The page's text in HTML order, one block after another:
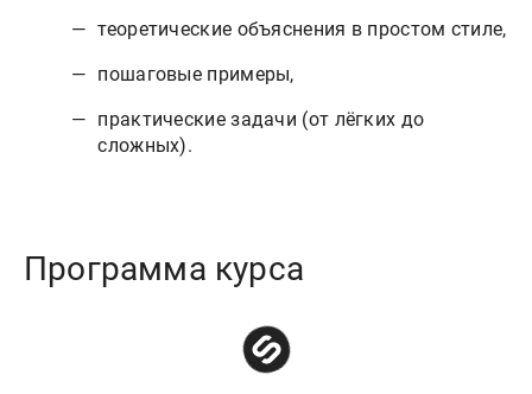
теоретические объяснения в простом стиле,
пошаговые примеры,
практические задачи (от лёгких до
сложных).
Программа курса